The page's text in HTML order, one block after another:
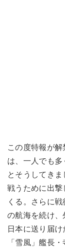
この度特報が
は、一人でも
とそうしてきま
戦うために出撃
くる。さらに
の航海を続け
日本に送り届け
「雪風」艦長